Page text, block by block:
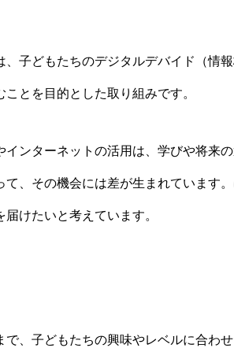
子どもたちのデジタルデバイド（情
とを目的とした取り組みです。
ンターネットの活用は、学びや将来
、その機会には差が生まれています
けたいと考えています。
、子どもたちの興味やレベルに合わ